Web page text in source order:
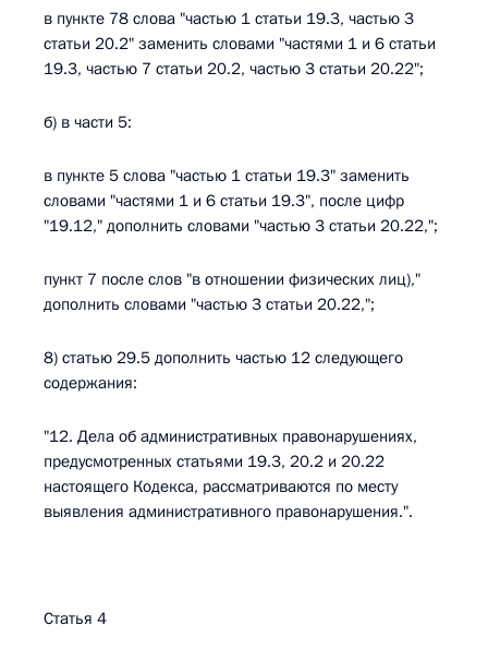
в пункте 78 слова "частью 1 статьи 19.3, частью 3
статьи 20.2" заменить словами "частями 1 и 6 статьи
19.3, частью 7 статьи 20.2, частью 3 статьи 20.22";
б) в части 5:
в пункте 5 слова "частью 1 статьи 19.3" заменить
словами "частями 1 и 6 статьи 19.3", после цифр
"19.12," дополнить словами "частью 3 статьи 20.22,";
пункт 7 после слов "в отношении физических лиц),"
дополнить словами "частью 3 статьи 20.22,";
8) статью 29.5 дополнить частью 12 следующего
содержания:
"12. Дела об административных правонарушениях,
предусмотренных статьями 19.3, 20.2 и 20.22
настоящего Кодекса, рассматриваются по месту
выявления административного правонарушения.".
Статья 4